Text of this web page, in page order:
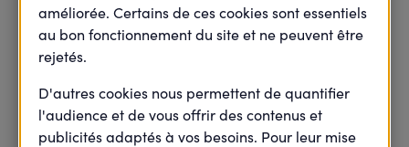
entreprise ?
minute(s) de lecture
min de lecture
Mis à jour le 27 mai 2026
améliorée. Certains de ces cookies sont essentiels
au bon fonctionnement du site et ne peuvent être
rejetés.
D'autres cookies nous permettent de quantifier
l'audience et de vous offrir des contenus et
publicités adaptés à vos besoins. Pour leur mise